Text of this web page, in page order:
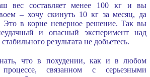
вес составляет менее 100 кг и вы
– хочу скинуть 10 кг за месяц, да
Это в корне неверное решение. Так вы
и опасный эксперимент над
результата не добьетесь.
что в похудении, как и в любом
связанном с серьезными